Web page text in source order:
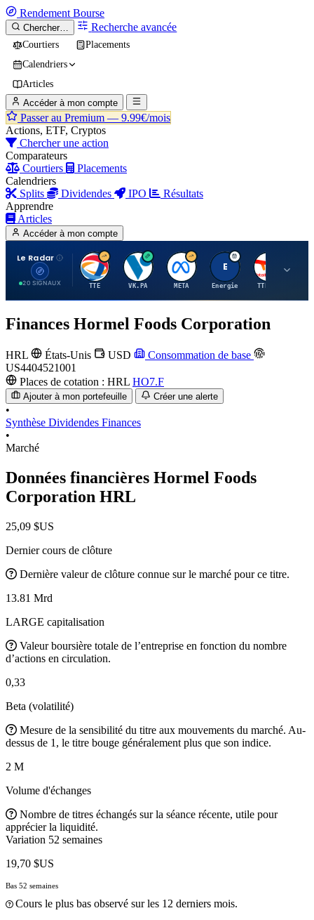
Rendement Bourse
Chercher… Recherche avancée
Courtiers
Placements
Calendriers
Articles
Accéder à mon compte
Passer au Premium — 9.99€/mois
Actions, ETF, Cryptos
Chercher une action
Comparateurs
Courtiers
Placements
Calendriers
Splits
Dividendes IPO
Résultats
Apprendre
Articles
Accéder à mon compte
Le Radar
20 SIGNAUX
T
TTE
V
VK.PA
M
META
E
Energie
T
TTE.PA
Finances Hormel Foods Corporation
HRL États-Unis USD
Consommation de base
US4404521001
Places de cotation : HRL HO7.F
Ajouter à mon portefeuille Créer une alerte
•
Synthèse Dividendes Finances
•
Marché
Données financières Hormel Foods
Corporation HRL
25,09 $US
Dernier cours de clôture
Dernière valeur de clôture connue sur le marché pour ce titre.
13.81 Mrd
LARGE capitalisation
Valeur boursière totale de l’entreprise en fonction du nombre
d’actions en circulation.
0,33
Beta (volatilité)
Mesure de la sensibilité du titre aux mouvements du marché. Au-
dessus de 1, le titre bouge généralement plus que son indice.
2 M
Volume d'échanges
Nombre de titres échangés sur la séance récente, utile pour
apprécier la liquidité.
Variation 52 semaines
19,70 $US
Bas 52 semaines
Cours le plus bas observé sur les 12 derniers mois.